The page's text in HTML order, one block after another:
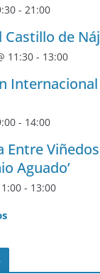
- 21:00
Castillo de
11:30- 13:00
- 14:00
Entre
Aguado’
- 13:00